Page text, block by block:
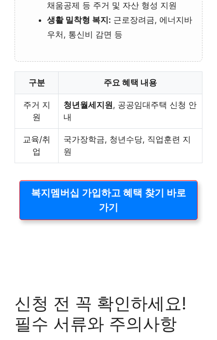
채움공제 등 주거 및 자산 형성 지원
생활 밀착형 복지: 근로장려금, 에너지바
우처, 통신비 감면 등
구분 주요 혜택 내용
주거 지
원
청년월세지원, 공공임대주택 신청 안
내
교육/취
업
국가장학금, 청년수당, 직업훈련 지
원
복지멤버십 가입하고 혜택 찾기 바로
가기
신청 전 꼭 확인하세요!
필수 서류와 주의사항